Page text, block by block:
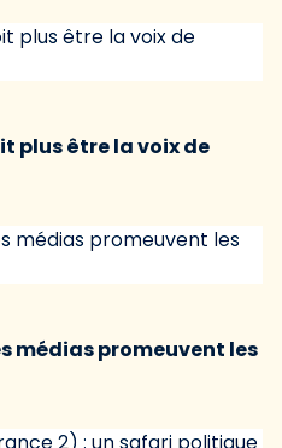
plus être la voix de
médias promeuvent les